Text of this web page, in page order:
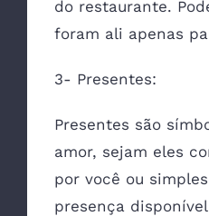
do restaurante.
foram ali apenas
3- Presentes:
Presentes são
amor, sejam eles
por você ou
presença